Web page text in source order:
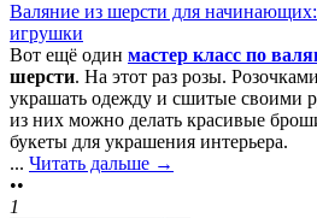
Валяние из шерсти для начинающих:
игрушки
Вот ещё один мастер класс по
шерсти. На этот раз розы.
украшать одежду и сшитые своими
из них можно делать красивые
букеты для украшения интерьера.
... Читать дальше →
••
1